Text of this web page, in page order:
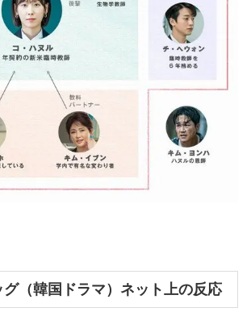
（韓国ドラマ）ネット上の反応